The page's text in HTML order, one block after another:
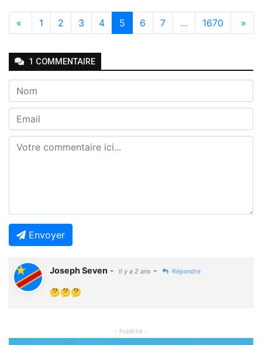
« 1 2 3 4 5 6 7 … 1670 »
1 COMMENTAIRE
Envoyer
Joseph Seven - Il y a 2 ans - Répondre
🤔🤔🤔
- Publicité -